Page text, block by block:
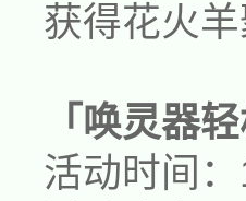
获得花火羊
「唤灵器轻
活动时间：